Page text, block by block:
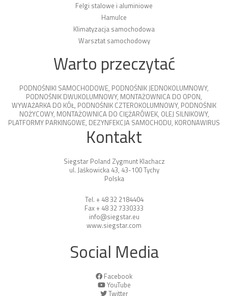
Felgi stalowe i aluminiowe
Hamulce
Klimatyzacja samochodowa
Warsztat samochodowy
Warto przeczytać
PODNOŚNIKI SAMOCHODOWE, PODNOŚNIK JEDNOKOLUMNOWY,
PODNOŚNIK DWUKOLUMNOWY, MONTAŻOWNICA DO OPON,
WYWAŻARKA DO KÓŁ, PODNOŚNIK CZTEROKOLUMNOWY, PODNOŚNIK
NOŻYCOWY, MONTAŻOWNICA DO CIĘŻARÓWEK, OLEJ SILNIKOWY,
PLATFORMY PARKINGOWE, DEZYNFEKCJA SAMOCHODU, KORONAWIRUS
Kontakt
Siegstar Poland Zygmunt Klachacz
ul. Jaśkowicka 43, 43-100 Tychy
Polska
Tel. + 48 32 2184404
Fax + 48 32 7330333
info@siegstar.eu
www.siegstar.com
Social Media
Facebook
YouTube
Twitter